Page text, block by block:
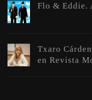
Flo & Eddie.
Txaro
en Revista